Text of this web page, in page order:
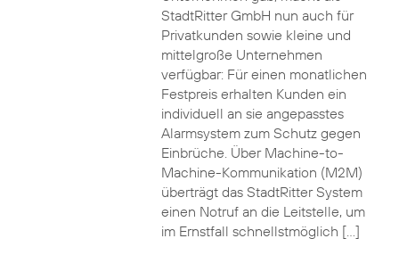
StadtRitter GmbH nun auch für
Privatkunden sowie kleine und
mittelgroße Unternehmen
verfügbar: Für einen monatlichen
Festpreis erhalten Kunden ein
individuell an sie angepasstes
Alarmsystem zum Schutz gegen
Einbrüche. Über Machine-to-
Machine-Kommunikation (M2M)
überträgt das StadtRitter System
einen Notruf an die Leitstelle, um
im Ernstfall schnellstmöglich […]